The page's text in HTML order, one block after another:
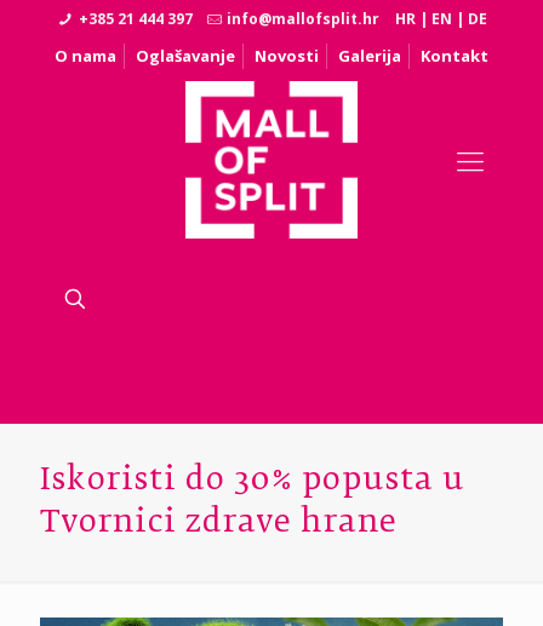
+385 21 444 397 info@mallofsplit.hr HR | EN | DE
O nama Oglašavanje Novosti Galerija Kontakt
Iskoristi do 30% popusta u
Tvornici zdrave hrane